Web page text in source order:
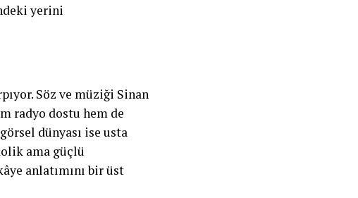
yerini
Söz ve müziği Sinan
radyo dostu hem de
dünyası ise usta
ama güçlü
anlatımını bir üst